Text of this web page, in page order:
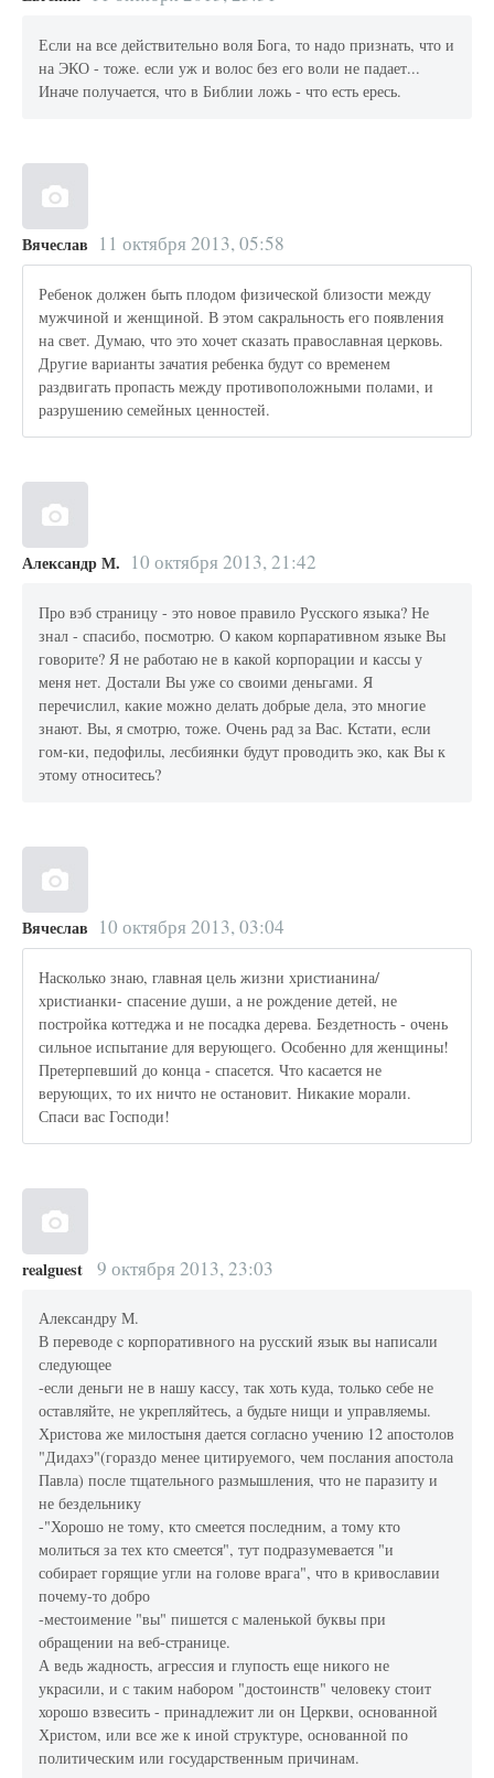
Если на все действительно воля Бога, то надо признать, что и
на ЭКО - тоже. если уж и волос без его воли не падает...
Иначе получается, что в Библии ложь - что есть ересь.
Вячеслав 11 октября 2013, 05:58
Ребенок должен быть плодом физической близости между
мужчиной и женщиной. В этом сакральность его появления
на свет. Думаю, что это хочет сказать православная церковь.
Другие варианты зачатия ребенка будут со временем
раздвигать пропасть между противоположными полами, и
разрушению семейных ценностей.
Александр М. 10 октября 2013, 21:42
Про вэб страницу - это новое правило Русского языка? Не
знал - спасибо, посмотрю. О каком корпаративном языке Вы
говорите? Я не работаю не в какой корпорации и кассы у
меня нет. Достали Вы уже со своими деньгами. Я
перечислил, какие можно делать добрые дела, это многие
знают. Вы, я смотрю, тоже. Очень рад за Вас. Кстати, если
гом-ки, педофилы, лесбиянки будут проводить эко, как Вы к
этому относитесь?
Вячеслав 10 октября 2013, 03:04
Насколько знаю, главная цель жизни христианина/
христианки- спасение души, а не рождение детей, не
постройка коттеджа и не посадка дерева. Бездетность - очень
сильное испытание для верующего. Особенно для женщины!
Претерпевший до конца - спасется. Что касается не
верующих, то их ничто не остановит. Никакие морали.
Спаси вас Господи!
realguest 9 октября 2013, 23:03
Александру М.
В переводе c корпоративного на русский язык вы написали
следующее
-если деньги не в нашу кассу, так хоть куда, только себе не
оставляйте, не укрепляйтесь, а будьте нищи и управляемы.
Христова же милостыня дается согласно учению 12 апостолов
"Дидахэ"(гораздо менее цитируемого, чем послания апостола
Павла) после тщательного размышления, что не паразиту и
не бездельнику
-"Хорошо не тому, кто смеется последним, а тому кто
молиться за тех кто смеется", тут подразумевается "и
собирает горящие угли на голове врага", что в кривославии
почему-то добро
-местоимение "вы" пишется с маленькой буквы при
обращении на веб-странице.
А ведь жадность, агрессия и глупость еще никого не
украсили, и с таким набором "достоинств" человеку стоит
хорошо взвесить - принадлежит ли он Церкви, основанной
Христом, или все же к иной структуре, основанной по
политическим или гоcударственным причинам.